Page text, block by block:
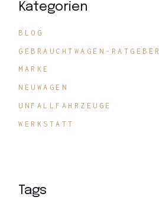
Kategorien
BLOG
GEBRAUCHTWAGEN-RATGEBER
MARKE
NEUWAGEN
UNFALLFAHRZEUGE
WERKSTATT
Tags